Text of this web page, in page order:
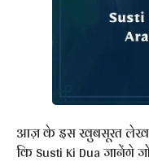
आज़ के इस खुबसूरत लेख
कि Susti Ki Dua जानेंगे